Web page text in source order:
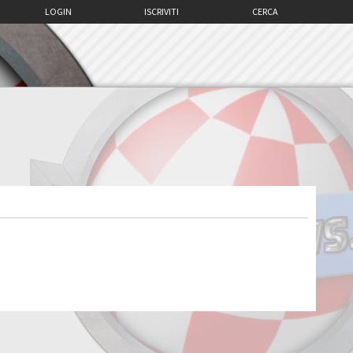
CERCA
ISCRIVITI
LOGIN